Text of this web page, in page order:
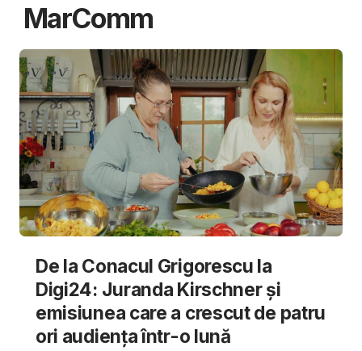
MarComm
De la Conacul Grigorescu la
Digi24: Juranda Kirschner și
emisiunea care a crescut de patru
ori audiența într-o lună